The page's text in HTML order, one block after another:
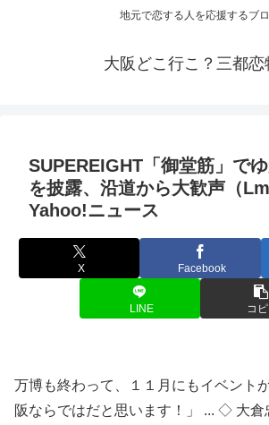
地元で恋する人を応援するブ
大阪どこ行こ？三都恋
SUPEREIGHT「御堂筋」で
を披露、沿道から大歓声（
Yahoo!ニュース
X Facebook
LINE コ
万博も終わって、１１月にもイベント
阪ならではだと思います！」 ... ◇ 大倉